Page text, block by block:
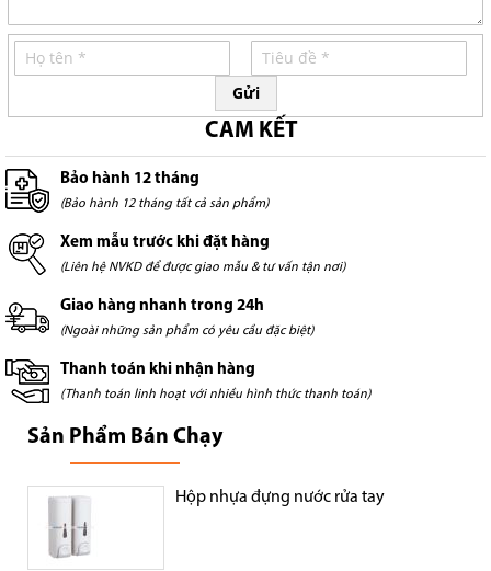
Gửi
CAM KẾT
Bảo hành 12 tháng
(Bảo hành 12 tháng tất cả sản phẩm)
Xem mẫu trước khi đặt hàng
(Liên hệ NVKD để được giao mẫu & tư vấn tận nơi)
Giao hàng nhanh trong 24h
(Ngoài những sản phẩm có yêu cầu đặc biệt)
Thanh toán khi nhận hàng
(Thanh toán linh hoạt với nhiều hình thức thanh toán)
Sản Phẩm Bán Chạy
Hộp nhựa đựng nước rửa tay